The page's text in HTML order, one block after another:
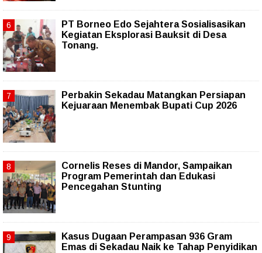
PT Borneo Edo Sejahtera Sosialisasikan
Kegiatan Eksplorasi Bauksit di Desa
Tonang.
Perbakin Sekadau Matangkan Persiapan
Kejuaraan Menembak Bupati Cup 2026
Cornelis Reses di Mandor, Sampaikan
Program Pemerintah dan Edukasi
Pencegahan Stunting
Kasus Dugaan Perampasan 936 Gram
Emas di Sekadau Naik ke Tahap Penyidikan